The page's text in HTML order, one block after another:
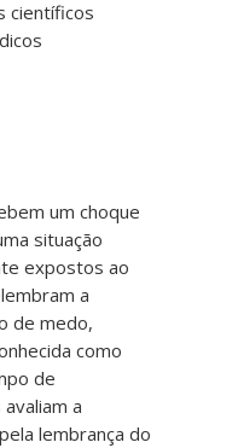
científicos
um choque
situação
expostos ao
a
de medo,
como
de
a
lembrança do